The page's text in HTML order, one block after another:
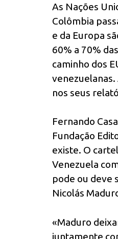
As Nações
Colômbia
e da Europa
60% a 70%
caminho dos
venezuelanas.
nos seus
Fernando
Fundação
existe. O
Venezuela
pode ou deve
Nicolás
«Maduro
juntamente